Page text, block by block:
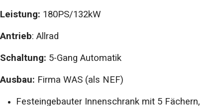
Leistung: 180PS/132kW
Antrieb: Allrad
Schaltung: 5-Gang Automatik
Ausbau: Firma WAS (als NEF)
Festeingebauter Innenschrank mit 5 Fächern,